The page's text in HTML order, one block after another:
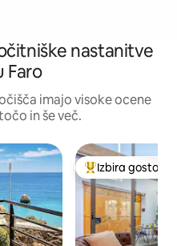
nastanitve
Faro
imajo visoke ocene
in še več.
značko »Izbira gostov«
Najbolj
Izbira gostov